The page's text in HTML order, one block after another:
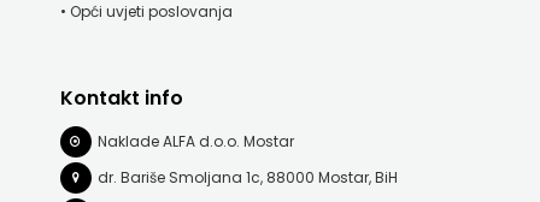
• Opći uvjeti poslovanja
Kontakt info
Naklade ALFA d.o.o. Mostar
dr. Bariše Smoljana 1c, 88000 Mostar, BiH